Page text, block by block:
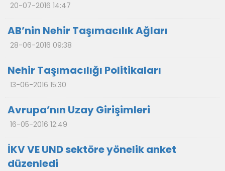
20-07-2016 14:47
AB’nin Nehir Taşımacılık Ağları
28-06-2016 09:38
Nehir Taşımacılığı Politikaları
13-06-2016 15:30
Avrupa’nın Uzay Girişimleri
16-05-2016 12:49
İKV VE UND sektöre yönelik anket
düzenledi